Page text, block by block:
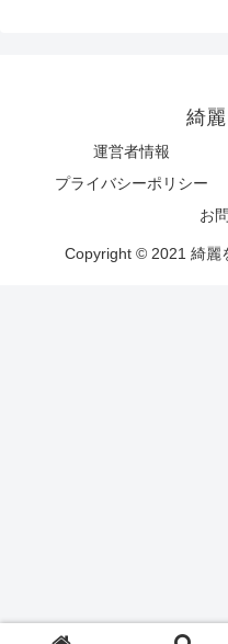
綺
運営者情報
プライバシーポリシー
お
Copyright © 2021 綺麗